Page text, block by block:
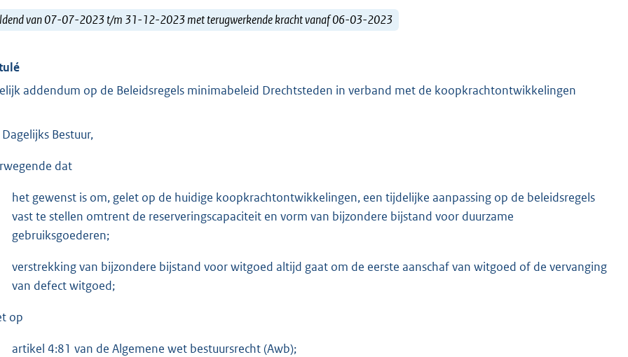
van 07-07-2023 t/m 31-12-2023 met terugwerkende kracht vanaf 06-03-2023
addendum op de Beleidsregels minimabeleid Drechtsteden in verband met de koopkrachtontwikkelingen
Bestuur,
dat
het gewenst is om, gelet op de huidige koopkrachtontwikkelingen, een tijdelijke aanpassing op de beleidsregels
vast te stellen omtrent de reserveringscapaciteit en vorm van bijzondere bijstand voor duurzame
gebruiksgoederen;
verstrekking van bijzondere bijstand voor witgoed altijd gaat om de eerste aanschaf van witgoed of de vervanging
van defect witgoed;
op
artikel 4:81 van de Algemene wet bestuursrecht (Awb);